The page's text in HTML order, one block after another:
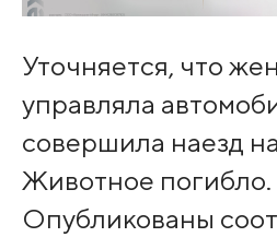
Уточняется, что
управляла
совершила наезд
Животное погибло.
Опубликованы